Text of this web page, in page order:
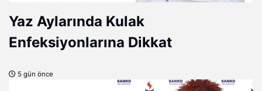
Yaz Aylarında Kulak
Enfeksiyonlarına Dikkat
5 gün önce